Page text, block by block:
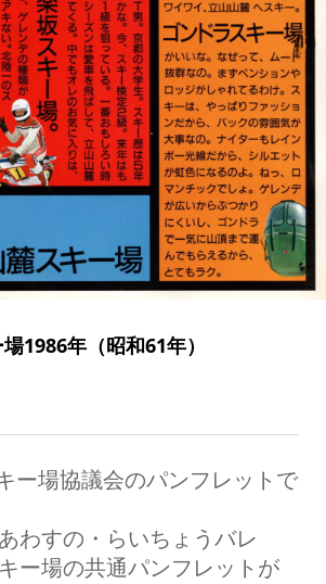
1986年（昭和61年）
ー場協議会のパンフレットで
わすの・らいちょうバレ
ー場の共通パンフレットが